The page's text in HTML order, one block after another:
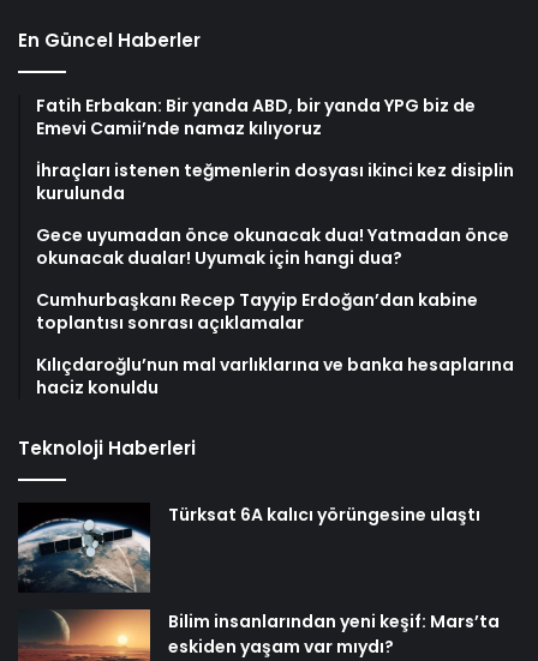
En Güncel Haberler
Fatih Erbakan: Bir yanda ABD, bir yanda YPG biz de
Emevi Camii’nde namaz kılıyoruz
İhraçları istenen teğmenlerin dosyası ikinci kez disiplin
kurulunda
Gece uyumadan önce okunacak dua! Yatmadan önce
okunacak dualar! Uyumak için hangi dua?
Cumhurbaşkanı Recep Tayyip Erdoğan’dan kabine
toplantısı sonrası açıklamalar
Kılıçdaroğlu’nun mal varlıklarına ve banka hesaplarına
haciz konuldu
Teknoloji Haberleri
Türksat 6A kalıcı yörüngesine ulaştı
Bilim insanlarından yeni keşif: Mars’ta
eskiden yaşam var mıydı?